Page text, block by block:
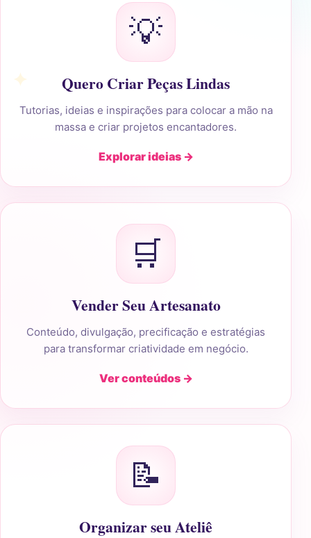
💡
Quero Criar Peças Lindas
Tutorias, ideias e inspirações para colocar a mão na
massa e criar projetos encantadores.
Explorar ideias →
🛒
Vender Seu Artesanato
Conteúdo, divulgação, precificação e estratégias
para transformar criatividade em negócio.
Ver conteúdos →
📝
Organizar seu Ateliê